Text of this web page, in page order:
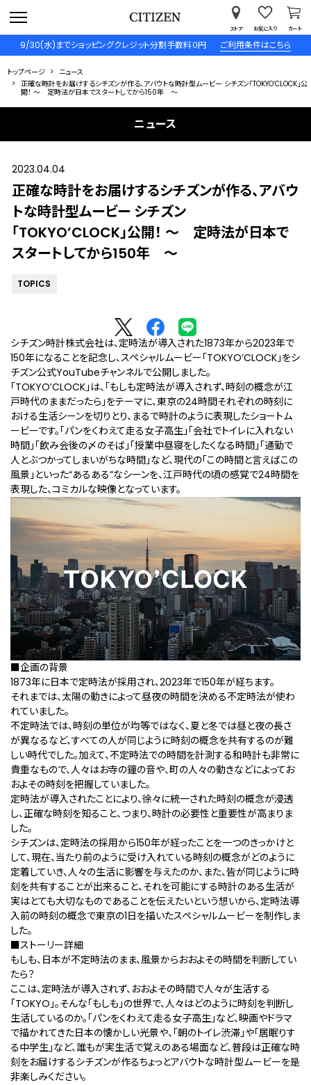
9/30(水)までショッピングクレジット分割手数料０円 ご利用条件はこちら
ストア お気に入り カート
トップページ
ニュース
正確な時計をお届けするシチズンが作る、アバウトな時計型ムービー シチズン「TOKYO’CLOCK」公
開！ ～ 定時法が日本でスタートしてから150年 ～
ニュース
2023.04.04
正確な時計をお届けするシチズンが作る、アバウ
トな時計型ムービー シチズン
「TOKYO’CLOCK」公開！ ～ 定時法が日本で
スタートしてから150年 ～
TOPICS
シチズン時計株式会社は、定時法が導入された1873年から2023年で
150年になることを記念し、スペシャルムービー「TOKYO’CLOCK」をシ
チズン公式YouTubeチャンネルで公開しました。
「TOKYO’CLOCK」は、「もしも定時法が導入されず、時刻の概念が江
戸時代のままだったら」をテーマに、東京の24時間それぞれの時刻に
おける生活シーンを切りとり、まるで時計のように表現したショートム
ービーです。「パンをくわえて走る女子高生」「会社でトイレに入れない
時間」「飲み会後の〆のそば」「授業中昼寝をしたくなる時間」「通勤で
人とぶつかってしまいがちな時間」など、現代の「この時間と言えばこの
風景」といった“あるある”なシーンを、江戸時代の頃の感覚で24時間を
表現した、コミカルな映像となっています。
■企画の背景
1873年に日本で定時法が採用され、2023年で150年が経ちます。
それまでは、太陽の動きによって昼夜の時間を決める不定時法が使わ
れていました。
不定時法では、時刻の単位が均等ではなく、夏と冬では昼と夜の長さ
が異なるなど、すべての人が同じように時刻の概念を共有するのが難
しい時代でした。加えて、不定時法での時間を計測する和時計も非常に
貴重なもので、人々はお寺の鐘の音や、町の人々の動きなどによってお
およその時刻を把握していました。
定時法が導入されたことにより、徐々に統一された時刻の概念が浸透
し、正確な時刻を知ること、つまり、時計の必要性と重要性が高まりま
した。
シチズンは、定時法の採用から150年が経ったことを一つのきっかけと
して、現在、当たり前のように受け入れている時刻の概念がどのように
定着していき、人々の生活に影響を与えたのか、また、皆が同じように時
刻を共有することが出来ること、それを可能にする時計のある生活が
実はとても大切なものであることを伝えたいという想いから、定時法導
入前の時刻の概念で東京の1日を描いたスペシャルムービーを制作しま
した。
■ストーリー詳細
もしも、日本が不定時法のまま、風景からおおよその時間を判断してい
たら？
ここは、定時法が導入されず、おおよその時間で人々が生活する
「TOKYO」。そんな「もしも」の世界で、人々はどのように時刻を判断し
生活しているのか。「パンをくわえて走る女子高生」など、映画やドラマ
で描かれてきた日本の懐かしい光景や、「朝のトイレ渋滞」や「居眠りす
る中学生」など、誰もが実生活で覚えのある場面など、普段は正確な時
刻をお届けするシチズンが作るちょっとアバウトな時計型ムービーを是
非楽しみください。